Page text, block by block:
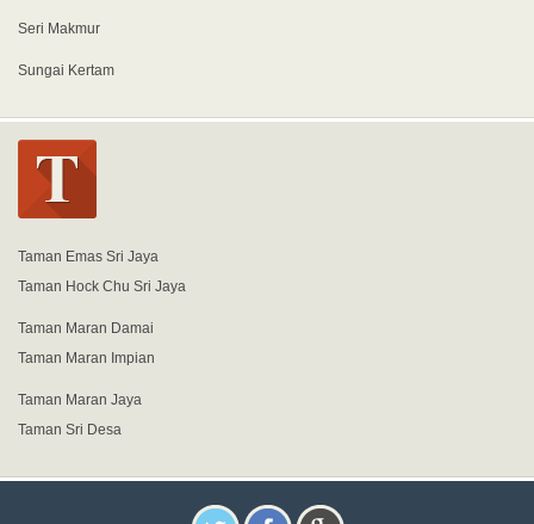
Seri Makmur
Sungai Kertam
Taman Emas Sri Jaya
Taman Hock Chu Sri Jaya
Taman Maran Damai
Taman Maran Impian
Taman Maran Jaya
Taman Sri Desa